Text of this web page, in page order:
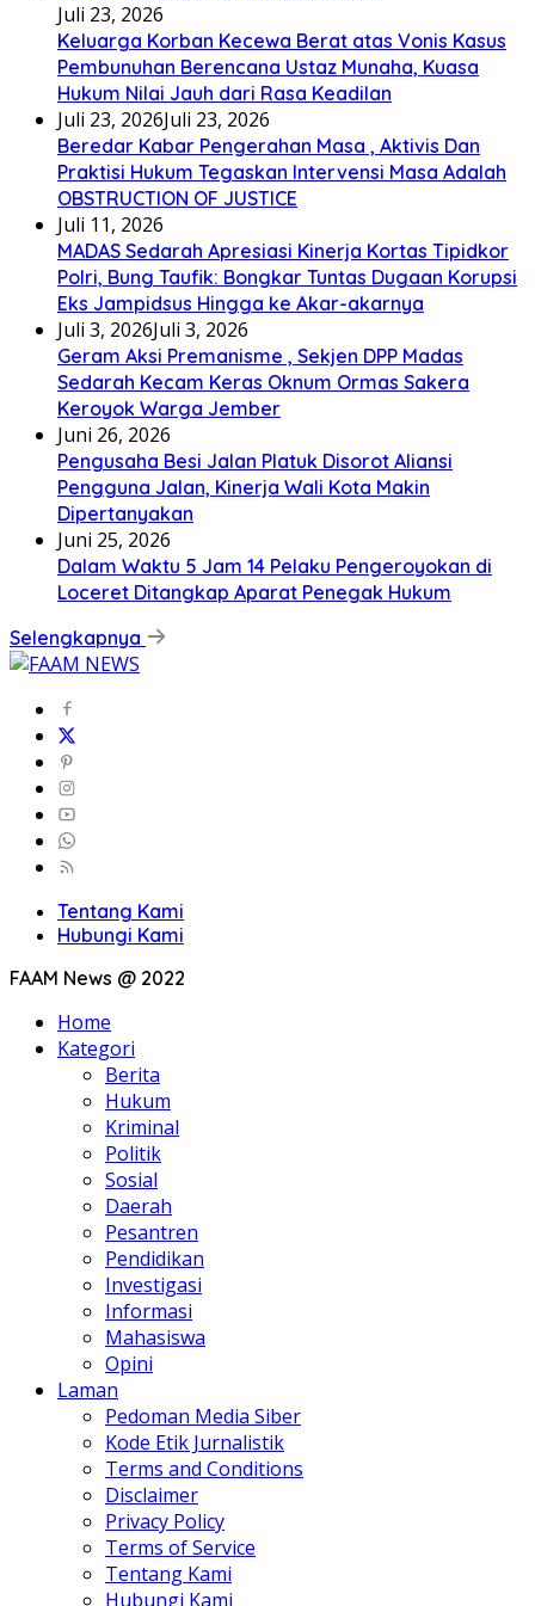
Juli 23, 2026
Keluarga Korban Kecewa Berat atas Vonis Kasus
Pembunuhan Berencana Ustaz Munaha, Kuasa
Hukum Nilai Jauh dari Rasa Keadilan
Juli 23, 2026Juli 23, 2026
Beredar Kabar Pengerahan Masa , Aktivis Dan
Praktisi Hukum Tegaskan Intervensi Masa Adalah
OBSTRUCTION OF JUSTICE
Juli 11, 2026
MADAS Sedarah Apresiasi Kinerja Kortas Tipidkor
Polri, Bung Taufik: Bongkar Tuntas Dugaan Korupsi
Eks Jampidsus Hingga ke Akar-akarnya
Juli 3, 2026Juli 3, 2026
Geram Aksi Premanisme , Sekjen DPP Madas
Sedarah Kecam Keras Oknum Ormas Sakera
Keroyok Warga Jember
Juni 26, 2026
Pengusaha Besi Jalan Platuk Disorot Aliansi
Pengguna Jalan, Kinerja Wali Kota Makin
Dipertanyakan
Juni 25, 2026
Dalam Waktu 5 Jam 14 Pelaku Pengeroyokan di
Loceret Ditangkap Aparat Penegak Hukum
Selengkapnya
Tentang Kami
Hubungi Kami
FAAM News @ 2022
Home
Kategori
Berita
Hukum
Kriminal
Politik
Sosial
Daerah
Pesantren
Pendidikan
Investigasi
Informasi
Mahasiswa
Opini
Laman
Pedoman Media Siber
Kode Etik Jurnalistik
Terms and Conditions
Disclaimer
Privacy Policy
Terms of Service
Tentang Kami
Hubungi Kami